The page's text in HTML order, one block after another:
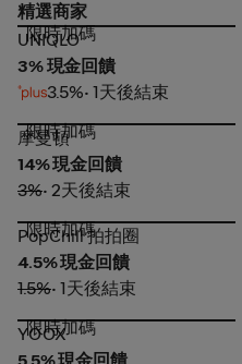
精選商家
UNIQLO
限時加碼
UNIQLO
3% 現金回饋
3.5%• 1天後結束
摩曼頓
限時加碼
摩曼頓
14% 現金回饋
3%• 2天後結束
PopChill 拍拍圈
限時加碼
PopChill 拍拍圈
4.5% 現金回饋
1.5%• 1天後結束
YOOX
限時加碼
YOOX